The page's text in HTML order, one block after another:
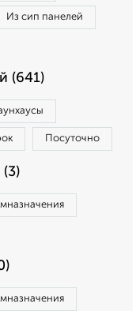
Из сип панелей
(641)
Посуточно